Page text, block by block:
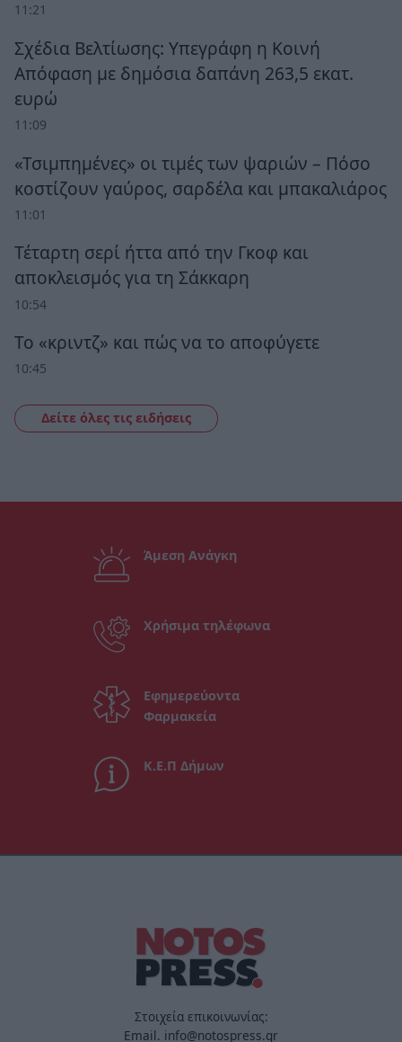
11:21
Σχέδια Βελτίωσης: Υπεγράφη η Κοινή
Απόφαση με δημόσια δαπάνη 263,5 εκατ.
ευρώ
11:09
«Τσιμπημένες» οι τιμές των ψαριών – Πόσο
κοστίζουν γαύρος, σαρδέλα και μπακαλιάρος
11:01
Τέταρτη σερί ήττα από την Γκοφ και
αποκλεισμός για τη Σάκκαρη
10:54
Το «κριντζ» και πώς να το αποφύγετε
10:45
Δείτε όλες τις ειδήσεις
Άμεση Ανάγκη
Χρήσιμα τηλέφωνα
Εφημερεύοντα
Φαρμακεία
Κ.Ε.Π Δήμων
Στοιχεία επικοινωνίας:
Email. info@notospress.gr